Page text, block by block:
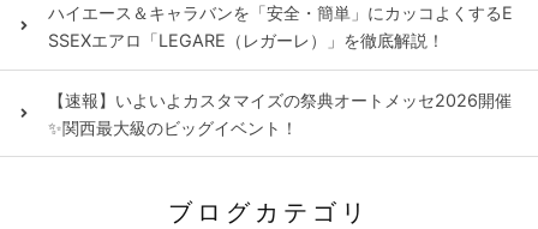
ハイエース＆キャラバンを「安全・簡単」にカッコよくするE
SSEXエアロ「LEGARE（レガーレ）」を徹底解説！
【速報】いよいよカスタマイズの祭典オートメッセ2026開催
✨関西最大級のビッグイベント！
ブログカテゴリ